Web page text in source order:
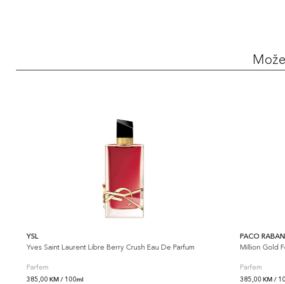
YSL
Yves Saint Laurent Libre Berry Crush Eau De Parfum
Parfem
385,00 KM / 100ml
PACO
Million Gold
Parfem
385,00 KM /